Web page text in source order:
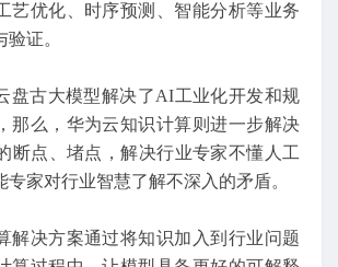
艺优化、时序预测、智能分析等业务
证。
盘古大模型解决了AI工业化开发和规
那么，华为云知识计算则进一步解决
断点、堵点，解决行业专家不懂人工
专家对行业智慧了解不深入的矛盾。
解决方案通过将知识加入到行业问题